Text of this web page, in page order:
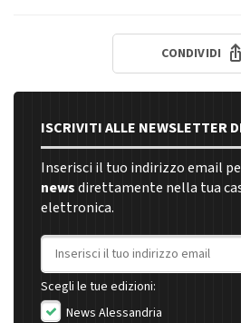
CONDIVIDI
ISCRIVITI ALLE NEWSLETTER
Inserisci il tuo indirizzo email
newsdirettamente nella tua
elettronica.
Indirizzo email
Scegli le tue edizioni:
News Alessandria